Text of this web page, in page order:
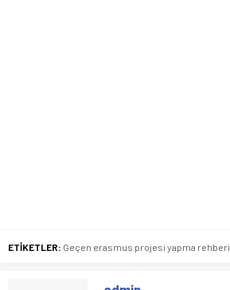
ETİKETLER: Geçen erasmus projesi yapma rehberi